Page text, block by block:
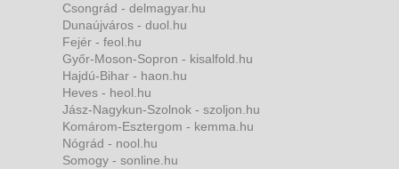
Csongrád - delmagyar.hu
Dunaújváros - duol.hu
Fejér - feol.hu
Győr-Moson-Sopron - kisalfold.hu
Hajdú-Bihar - haon.hu
Heves - heol.hu
Jász-Nagykun-Szolnok - szoljon.hu
Komárom-Esztergom - kemma.hu
Nógrád - nool.hu
Somogy - sonline.hu